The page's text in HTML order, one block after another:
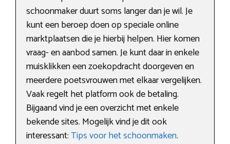
schoonmaker duurt soms langer dan je wil. Je
kunt een beroep doen op speciale online
marktplaatsen die je hierbij helpen. Hier komen
vraag- en aanbod samen. Je kunt daar in enkele
muisklikken een zoekopdracht doorgeven en
meerdere poetsvrouwen met elkaar vergelijken.
Vaak regelt het platform ook de betaling.
Bijgaand vind je een overzicht met enkele
bekende sites. Mogelijk vind je dit ook
interessant:Tips voor het schoonmaken.